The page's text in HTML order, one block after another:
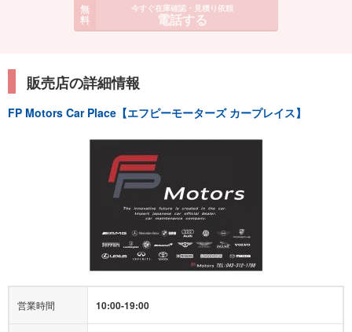
無
料
今すぐ在庫確認・見積り依頼
電話する
販売店の詳細情報
FP Motors Car Place【エフピーモーターズ カープレイス】
営業時間 10:00-19:00